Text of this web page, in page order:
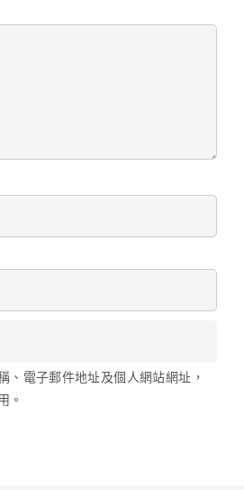
、電子郵件地址及個人網站網址，
。